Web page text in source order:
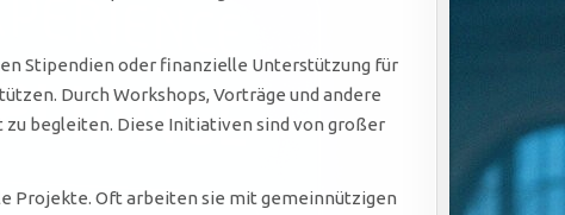
Stipendien oder finanzielle Unterstützung für
Durch Workshops, Vorträge und andere
zu begleiten. Diese Initiativen sind von großer
Projekte. Oft arbeiten sie mit gemeinnützigen